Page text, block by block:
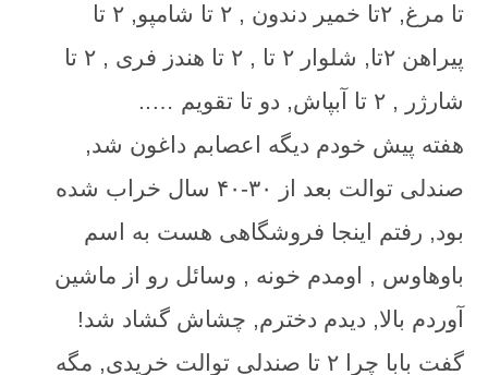
تا مرغ, ۲تا خمیر دندون , ۲ تا شامپو, ۲ تا
پیراهن ۲تا, شلوار ۲ تا , ۲ تا هندز فری , ۲ تا
شارژر , ۲ تا آبپاش, دو تا تقویم …..
هفته پیش خودم دیگه اعصابم داغون شد,
صندلی توالت بعد از ۳۰-۴۰ سال خراب شده
بود, رفتم اینجا فروشگاهی هست به اسم
باوهاوس , اومدم خونه , وسائل رو از ماشین
آوردم بالا, دیدم دخترم, چشاش گشاد شد!
گفت بابا چرا ۲ تا صندلی توالت خریدی, مگه